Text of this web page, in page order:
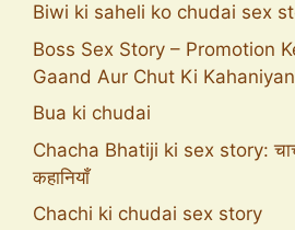
Biwi ki saheli ko chudai sex
Boss Sex Story – Promotion
Gaand Aur Chut Ki Kahaniyan
Bua ki chudai
Chacha Bhatiji ki sex story:
कहानियाँ
Chachi ki chudai sex story